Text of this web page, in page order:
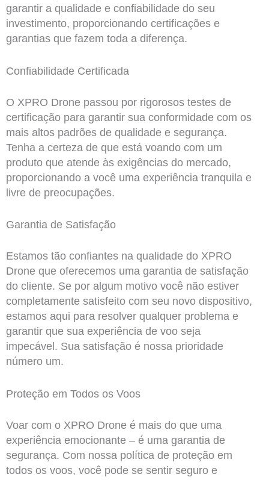
garantir a qualidade e confiabilidade do seu
investimento, proporcionando certificações e
garantias que fazem toda a diferença.
Confiabilidade Certificada
O XPRO Drone passou por rigorosos testes de
certificação para garantir sua conformidade com os
mais altos padrões de qualidade e segurança.
Tenha a certeza de que está voando com um
produto que atende às exigências do mercado,
proporcionando a você uma experiência tranquila e
livre de preocupações.
Garantia de Satisfação
Estamos tão confiantes na qualidade do XPRO
Drone que oferecemos uma garantia de satisfação
do cliente. Se por algum motivo você não estiver
completamente satisfeito com seu novo dispositivo,
estamos aqui para resolver qualquer problema e
garantir que sua experiência de voo seja
impecável. Sua satisfação é nossa prioridade
número um.
Proteção em Todos os Voos
Voar com o XPRO Drone é mais do que uma
experiência emocionante – é uma garantia de
segurança. Com nossa política de proteção em
todos os voos, você pode se sentir seguro e